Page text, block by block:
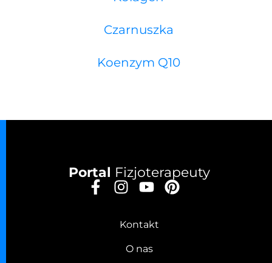
Czarnuszka
Koenzym Q10
Portal Fizjoterapeuty
Kontakt
O nas